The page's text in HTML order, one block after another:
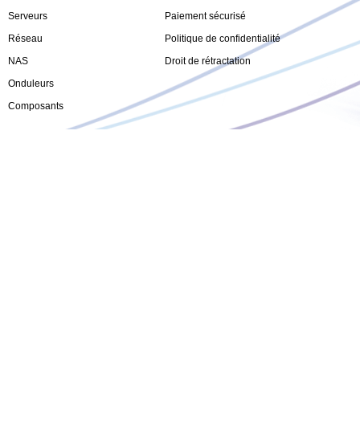
Serveurs
Réseau
NAS
Onduleurs
Composants
Paiement sécurisé
Politique de confidentialité
Droit de rétractation